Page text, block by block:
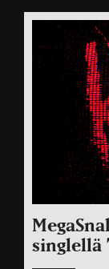
singlellä